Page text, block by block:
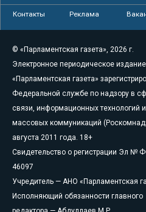
Контакты Реклама
© «Парламентская газета», 2026 г.
Электронное периодическое издание
«Парламентская газета»
Федеральной службе по надзору в
связи, информационных технологий и
массовых коммуникаций
августа 2011 года. 18+
Свидетельство о регистрации Эл №
46097
Учредитель — АНО «Парламентская
Исполняющий обязанности главного